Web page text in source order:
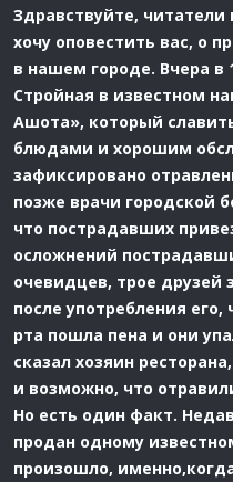
Здравствуйте,
хочу оповестить вас, о
в нашем городе. Вчера в
Стройная в известном
Ашота», который
блюдами и хорошим
зафиксировано
позже врачи городской
что пострадавших
осложнений
очевидцев, трое друзей
после употребления
рта пошла пена и они
сказал хозяин
и возможно, что
Но есть один факт.
продан одному
произошло,